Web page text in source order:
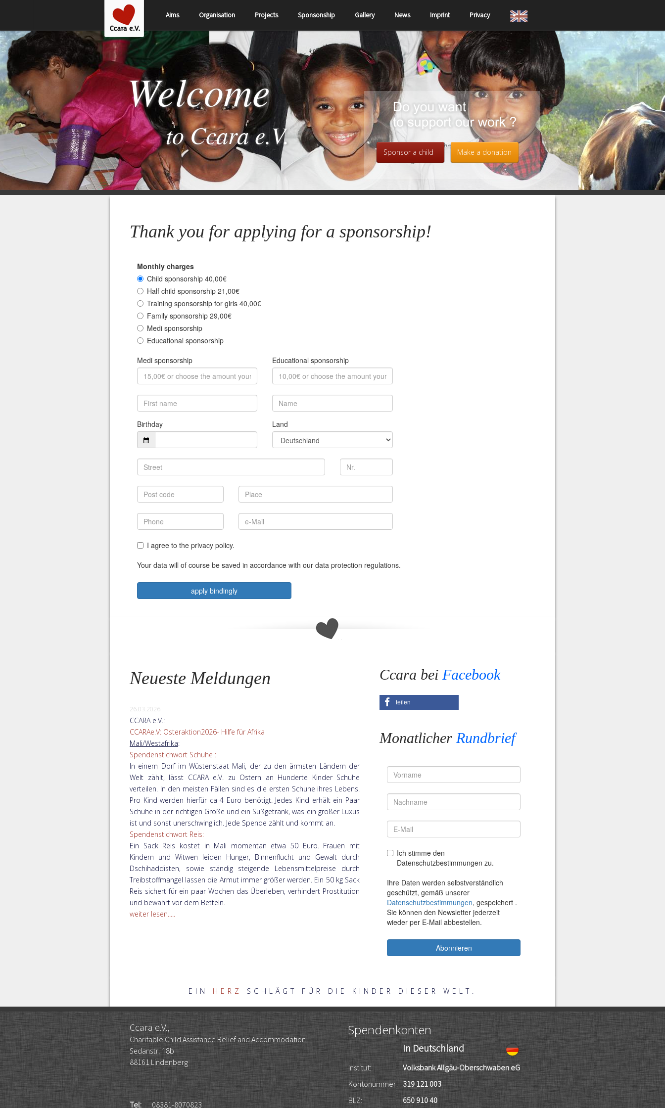
Aims Organisation Projects Sponsonship Gallery News Imprint Privacy
Welcome
Sponsor a child Make a donation
to Ccara e.V.
Thank you for applying for a sponsorship!
Neueste Meldungen
26.03.2026
CCARA e.V.:
CCARAe.V: Osteraktion2026- Hilfe für Afrika
Mali/Westafrika:
Spendenstichwort Schuhe :
In einem Dorf im Wüstenstaat Mali, der zu den ärmsten Ländern der
Welt zählt, lässt CCARA e.V. zu Ostern an Hunderte Kinder Schuhe
verteilen. In den meisten Fällen sind es die ersten Schuhe ihres Lebens.
Pro Kind werden hierfür ca 4 Euro benötigt. Jedes Kind erhält ein Paar
Schuhe in der richtigen Größe und ein Süßgetränk, was ein großer Luxus
ist und sonst unerschwinglich. Jede Spende zählt und kommt an.
Spendenstichwort Reis:
Ein Sack Reis kostet in Mali momentan etwa 50 Euro. Frauen mit
Kindern und Witwen leiden Hunger, Binnenflucht und Gewalt durch
Dschihaddisten, sowie ständig steigende Lebensmittelpreise durch
Treibstoffmangel lassen die Armut immer größer werden. Ein 50 kg Sack
Reis sichert für ein paar Wochen das Überleben, verhindert Prostitution
und bewahrt vor dem Betteln.
weiter lesen.....
Ccara bei Facebook
teilen
Monatlicher Rundbrief
EIN HERZ SCHLÄGT FÜR DIE KINDER DIESER WELT.
Ccara e.V.,
Charitable Child Assistance Relief and Accommodation
Sedanstr. 18b
88161 Lindenberg
Tel: 08381-8070823
Spendenkonten
In Deutschland
Institut:
Volksbank Allgäu-Oberschwaben eG
Kontonummer: 319 121 003
BLZ:
650 910 40